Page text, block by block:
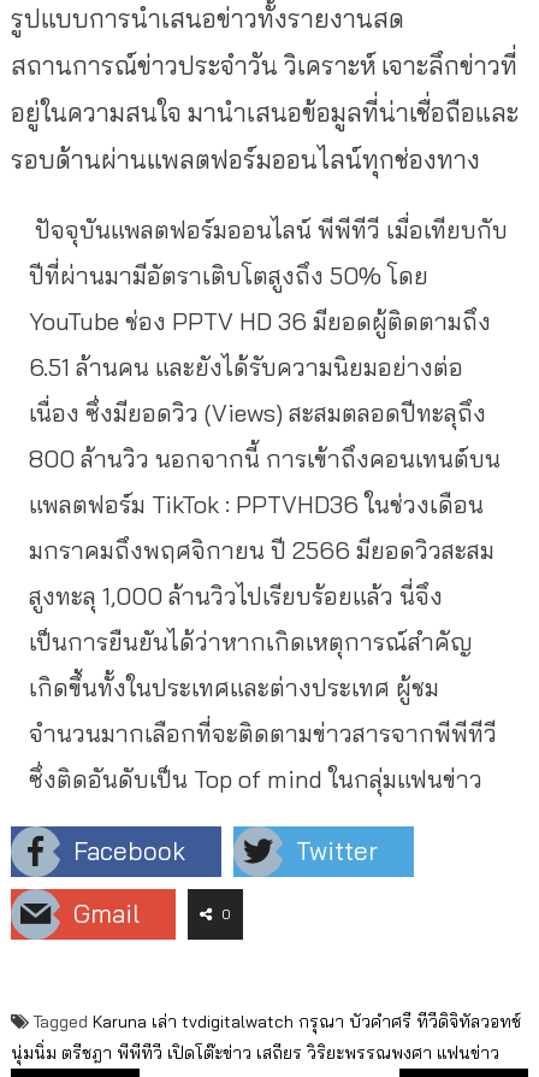
รูปแบบการนำเสนอข่าวทั้งรายงานสด
สถานการณ์ข่าวประจำวัน วิเคราะห์ เจาะลึกข่าวที่
อยู่ในความสนใจ มานำเสนอข้อมูลที่น่าเชื่อถือและ
รอบด้านผ่านแพลตฟอร์มออนไลน์ทุกช่องทาง
ปัจจุบันแพลตฟอร์มออนไลน์ พีพีทีวี เมื่อเทียบกับ
ปีที่ผ่านมามีอัตราเติบโตสูงถึง 50% โดย
YouTube ช่อง PPTV HD 36 มียอดผู้ติดตามถึง
6.51 ล้านคน และยังได้รับความนิยมอย่างต่อ
เนื่อง ซึ่งมียอดวิว (Views) สะสมตลอดปีทะลุถึง
800 ล้านวิว นอกจากนี้ การเข้าถึงคอนเทนต์บน
แพลตฟอร์ม TikTok : PPTVHD36 ในช่วงเดือน
มกราคมถึงพฤศจิกายน ปี 2566 มียอดวิวสะสม
สูงทะลุ 1,000 ล้านวิวไปเรียบร้อยแล้ว นี่จึง
เป็นการยืนยันได้ว่าหากเกิดเหตุการณ์สำคัญ
เกิดขึ้นทั้งในประเทศและต่างประเทศ ผู้ชม
จำนวนมากเลือกที่จะติดตามข่าวสารจากพีพีทีวี
ซึ่งติดอันดับเป็น Top of mind ในกลุ่มแฟนข่าว
Facebook
Twitter
Gmail
0
Tagged Karuna เล่า tvdigitalwatch กรุณา บัวคำศรี ทีวีดิจิทัลวอทช์
นุ่มนิ่ม ตรีชฎา พีพีทีวี เปิดโต๊ะข่าว เสถียร วิริยะพรรณพงศา แฟนข่าว